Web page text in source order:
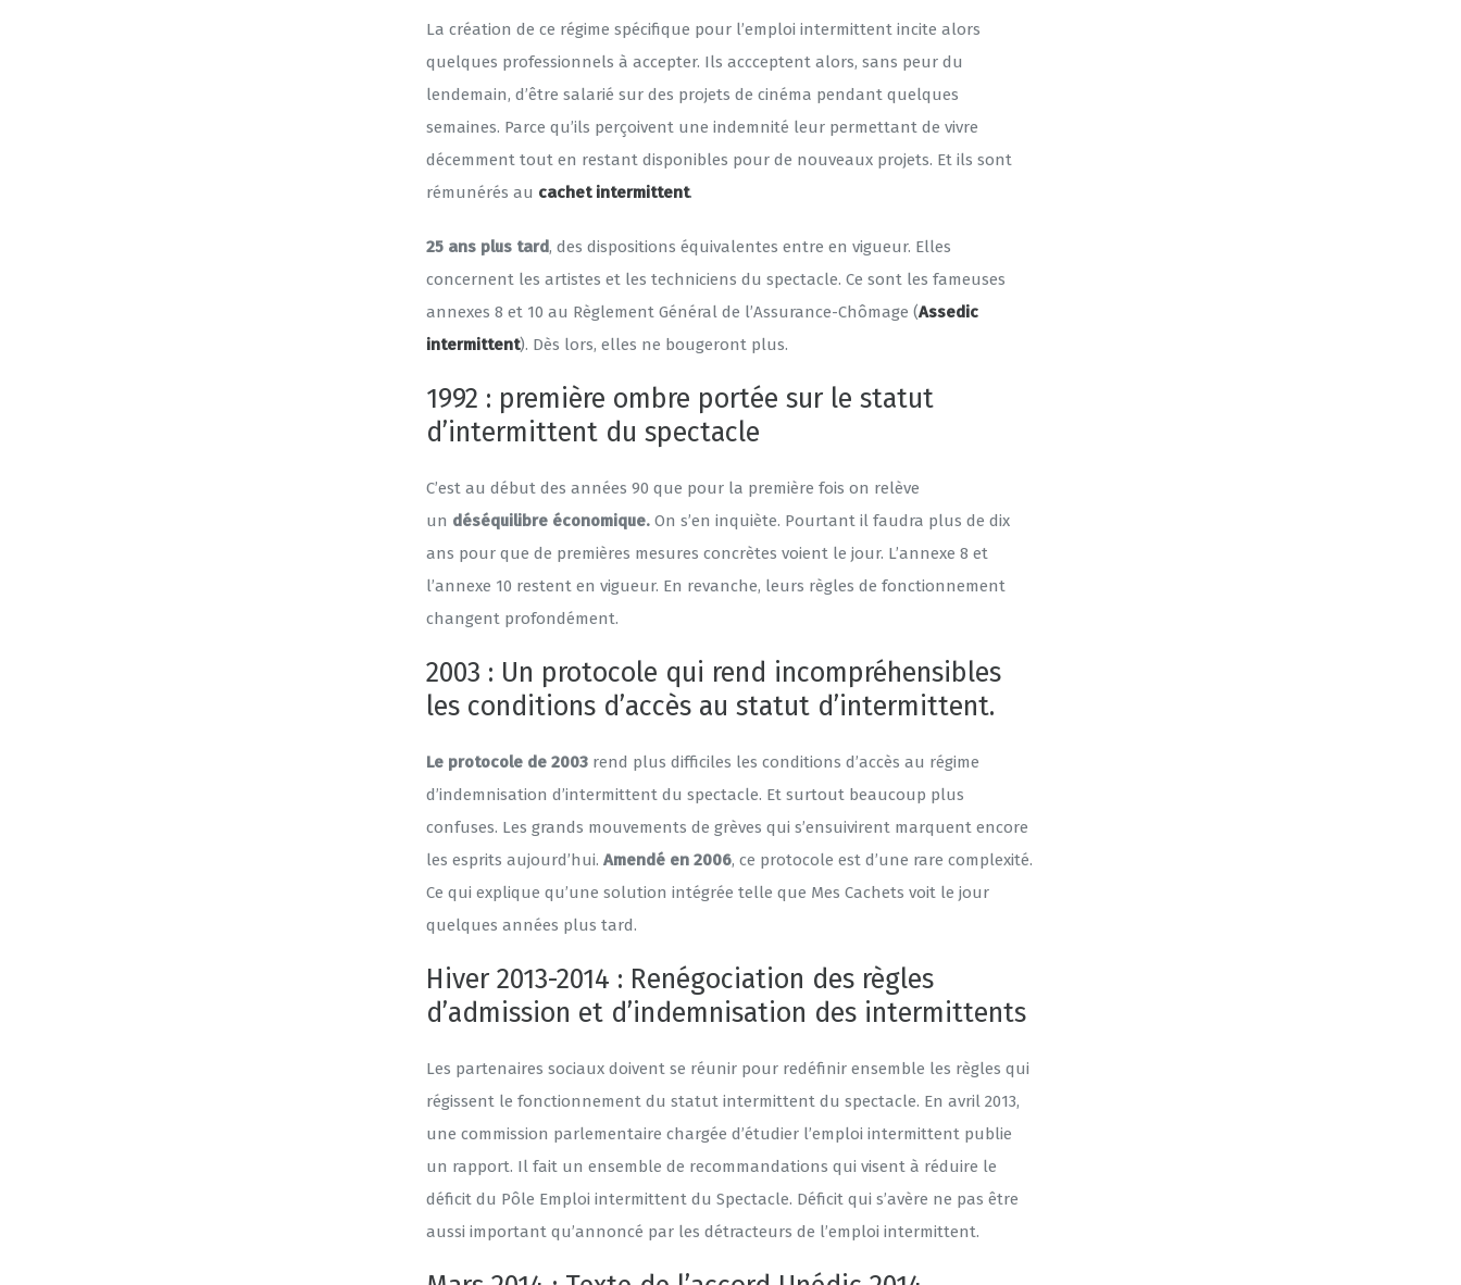
La création de ce régime spécifique pour l’emploi intermittent incite alors
quelques professionnels à accepter. Ils accceptent alors, sans peur du
lendemain, d’être salarié sur des projets de cinéma pendant quelques
semaines. Parce qu’ils perçoivent une indemnité leur permettant de vivre
décemment tout en restant disponibles pour de nouveaux projets. Et ils sont
rémunérés au cachet intermittent.
25 ans plus tard, des dispositions équivalentes entre en vigueur. Elles
concernent les artistes et les techniciens du spectacle. Ce sont les fameuses
annexes 8 et 10 au Règlement Général de l’Assurance-Chômage (Assedic
intermittent). Dès lors, elles ne bougeront plus.
1992 : première ombre portée sur le statut
d’intermittent du spectacle
C’est au début des années 90 que pour la première fois on relève
un déséquilibre économique. On s’en inquiète. Pourtant il faudra plus de dix
ans pour que de premières mesures concrètes voient le jour. L’annexe 8 et
l’annexe 10 restent en vigueur. En revanche, leurs règles de fonctionnement
changent profondément.
2003 : Un protocole qui rend incompréhensibles
les conditions d’accès au statut d’intermittent.
Le protocole de 2003 rend plus difficiles les conditions d’accès au régime
d’indemnisation d’intermittent du spectacle. Et surtout beaucoup plus
confuses. Les grands mouvements de grèves qui s’ensuivirent marquent encore
les esprits aujourd’hui. Amendé en 2006, ce protocole est d’une rare complexité.
Ce qui explique qu’une solution intégrée telle que Mes Cachets voit le jour
quelques années plus tard.
Hiver 2013-2014 : Renégociation des règles
d’admission et d’indemnisation des intermittents
Les partenaires sociaux doivent se réunir pour redéfinir ensemble les règles qui
régissent le fonctionnement du statut intermittent du spectacle. En avril 2013,
une commission parlementaire chargée d’étudier l’emploi intermittent publie
un rapport. Il fait un ensemble de recommandations qui visent à réduire le
déficit du Pôle Emploi intermittent du Spectacle. Déficit qui s’avère ne pas être
aussi important qu’annoncé par les détracteurs de l’emploi intermittent.